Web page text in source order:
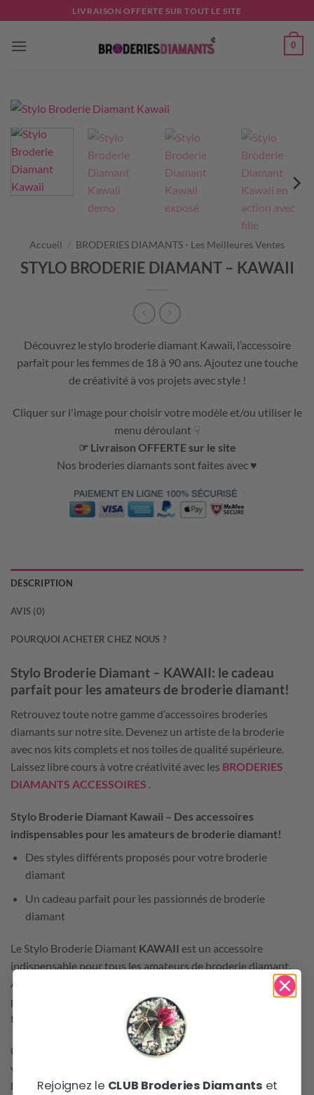
au
contenu
LIVRAISON OFFERTE SUR TOUT LE SITE
0
Accueil / BRODERIES DIAMANTS - Les Meilleures Ventes
STYLO BRODERIE DIAMANT – KAWAII
Découvrez le stylo broderie diamant Kawaii, l’accessoire
parfait pour les femmes de 18 à 90 ans. Ajoutez une touche
de créativité à vos projets avec style !
Cliquer sur l'image pour choisir votre modèle et/ou utiliser le
menu déroulant ☟
☞ Livraison OFFERTE sur le site
Nos broderies diamants sont faites avec ♥
DESCRIPTION
AVIS (0)
POURQUOI ACHETER CHEZ NOUS ?
Stylo Broderie Diamant – KAWAII: le cadeau
parfait pour les amateurs de broderie diamant!
Retrouvez toute notre gamme d’accessoires broderies
diamants sur notre site. Devenez un artiste de la broderie
avec nos kits complets et nos toiles de qualité supérieure.
Laissez libre cours à votre créativité avec les BRODERIES
DIAMANTS ACCESSOIRES .
Stylo Broderie Diamant Kawaii – Des accessoires
indispensables pour les amateurs de broderie diamant!
Des styles différents proposés pour votre broderie
diamant
Un cadeau parfait pour les passionnés de broderie
diamant
Le Stylo Broderie Diamant KAWAII est un accessoire
indispensable pour tous les amateurs de broderie diamant.
Avec son design unique et sa précision exceptionnelle, il
permet de créer des œuvres d’art uniques et magnifiques en
toute simplicité.
Ce stylo offre une grande variété de styles différents pour
votre broderie diamant. Que vous préfériez les motifs kawaii,
les formes géométriques ou les modèles abstraits, vous
Rejoignez le CLUB Broderies Diamantset